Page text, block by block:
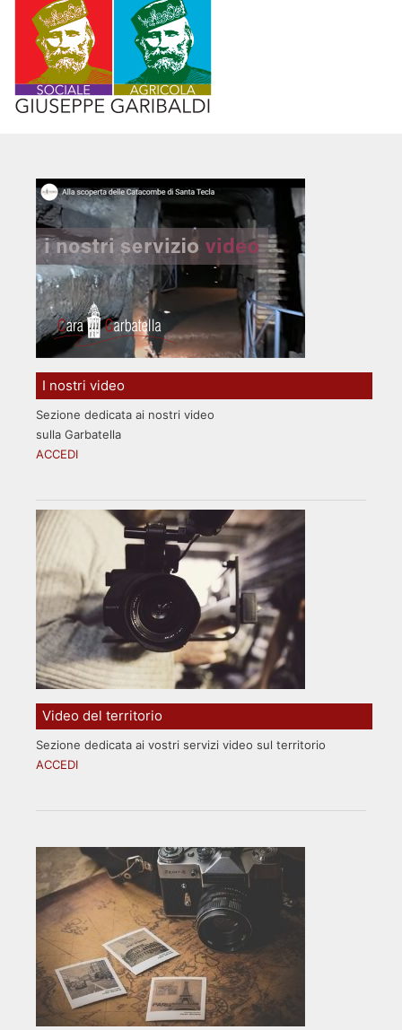
I nostri video
Sezione dedicata ai nostri video
sulla Garbatella
ACCEDI
Video del territorio
Sezione dedicata ai vostri servizi video sul territorio
ACCEDI